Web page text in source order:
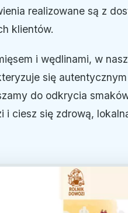
realizowane są z
klientów.
i wędlinami, w
się
do odkrycia
i ciesz się zdrową,